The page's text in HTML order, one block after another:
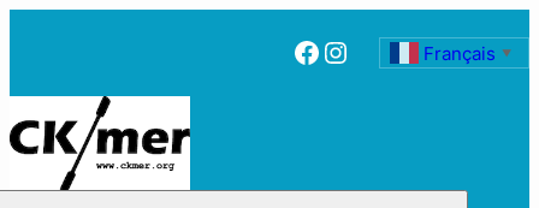
Facebook
InstagramFrançais ▼